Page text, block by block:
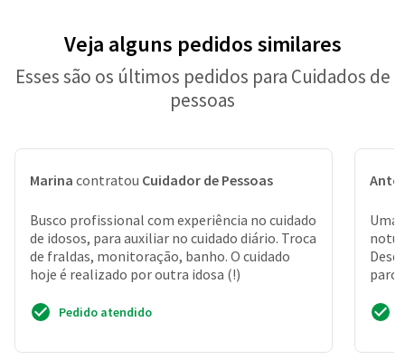
Veja alguns pedidos similares
Esses são os últimos pedidos para Cuidados de
pessoas
Marina contratou Cuidador de Pessoas
Busco profissional com experiência no cuidado
de idosos, para auxiliar no cuidado diário. Troca
de fraldas, monitoração, banho. O cuidado
hoje é realizado por outra idosa (!)
Pedido atendido
Uma